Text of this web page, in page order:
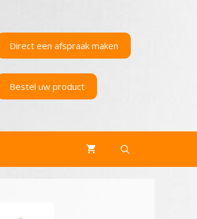
Direct een afspraak maken
Bestel uw product